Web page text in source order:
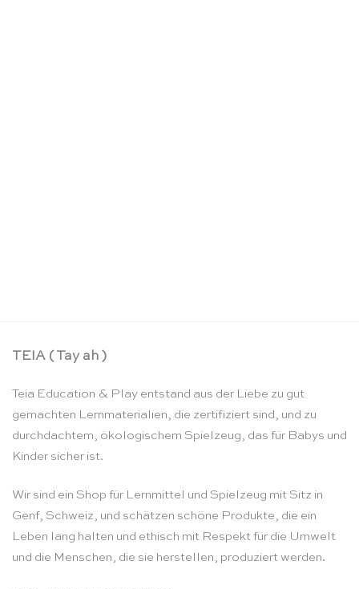
TEIA ( Tay ah )
Teia Education & Play entstand aus der Liebe zu gut
gemachten Lernmaterialien, die zertifiziert sind, und zu
durchdachtem, ökologischem Spielzeug, das für Babys und
Kinder sicher ist.
Wir sind ein Shop für Lernmittel und Spielzeug mit Sitz in
Genf, Schweiz, und schätzen schöne Produkte, die ein
Leben lang halten und ethisch mit Respekt für die Umwelt
und die Menschen, die sie herstellen, produziert werden.